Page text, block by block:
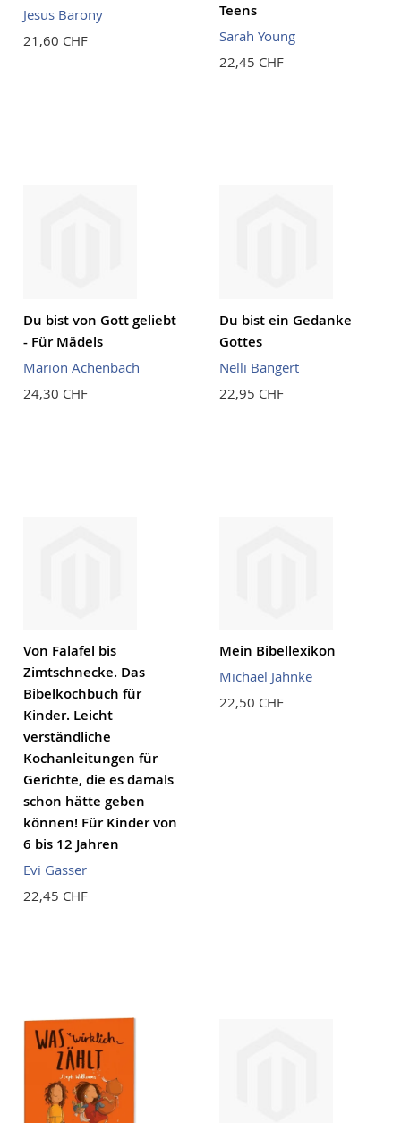
Jesus Barony
21,60 CHF
Teens
Sarah Young
22,45 CHF
Du bist von Gott geliebt
- Für Mädels
Marion Achenbach
24,30 CHF
Du bist ein Gedanke
Gottes
Nelli Bangert
22,95 CHF
Von Falafel bis
Zimtschnecke. Das
Bibelkochbuch für
Kinder. Leicht
verständliche
Kochanleitungen für
Gerichte, die es damals
schon hätte geben
können! Für Kinder von
6 bis 12 Jahren
Evi Gasser
22,45 CHF
Mein Bibellexikon
Michael Jahnke
22,50 CHF